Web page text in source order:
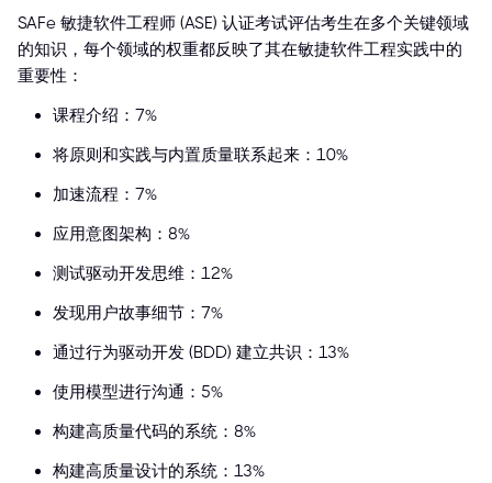
SAFe 敏捷软件工程师 (ASE) 认证考试评估考生在多个关键领域
的知识，每个领域的权重都反映了其在敏捷软件工程实践中的
重要性：
课程介绍：7%
将原则和实践与内置质量联系起来：10%
加速流程：7%
应用意图架构：8%
测试驱动开发思维：12%
发现用户故事细节：7%
通过行为驱动开发 (BDD) 建立共识：13%
使用模型进行沟通：5%
构建高质量代码的系统：8%
构建高质量设计的系统：13%